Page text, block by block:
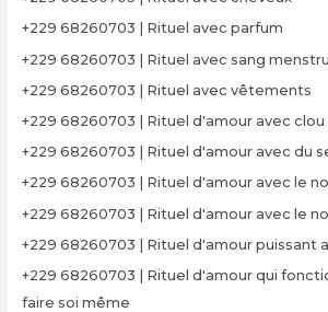
+229 68260703 | Rituel avec parfum
+229 68260703 | Rituel avec sang
+229 68260703 | Rituel avec vêtements
+229 68260703 | Rituel d'amour avec
+229 68260703 | Rituel d'amour avec du
+229 68260703 | Rituel d'amour avec le
+229 68260703 | Rituel d'amour avec le
+229 68260703 | Rituel d'amour puissant
+229 68260703 | Rituel d'amour qui
faire soi même